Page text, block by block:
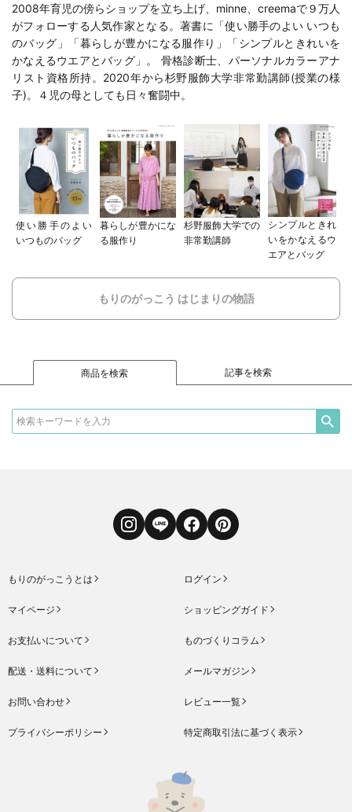
2008年育児の傍らショップを立ち上げ、minne、creemaで９万人
がフォローする人気作家となる。著書に「使い勝手のよい いつも
のバッグ 」「暮らしが豊かになる服作り 」「シンプルときれいを
かなえるウエアとバッグ 」。 骨格診断士、パーソナルカラーアナ
リスト資格所持。2020年から杉野服飾大学非常勤講師(授業の様
子)。４児の母としても日々奮闘中。
使い勝手のよい
いつものバッグ
暮らしが豊かにな
る服作り
杉野服飾大学での
非常勤講師
シンプルときれ
いをかなえるウ
エアとバッグ
もりのがっこう はじまりの物語
商品を検索 記事を検索
InstagramLINE FacebookPinterest
もりのがっこうとは ログイン
マイページ ショッピングガイド
お支払いについて ものづくりコラム
配送・送料について メールマガジン
お問い合わせ レビュー一覧
プライバシーポリシー 特定商取引法に基づく表示